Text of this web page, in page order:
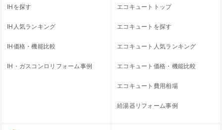
IHを探す
IH人気ランキング
IH価格・機能比較
IH・ガスコンロリフォーム事例
エコキュートトップ
エコキュートを探す
エコキュート人気ランキング
エコキュート価格・機能比較
エコキュート費用相場
給湯器リフォーム事例